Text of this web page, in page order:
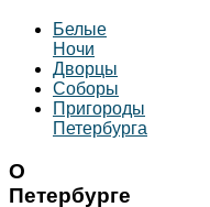
Белые
Ночи
Дворцы
Соборы
Пригороды
Петербурга
О
Петербурге